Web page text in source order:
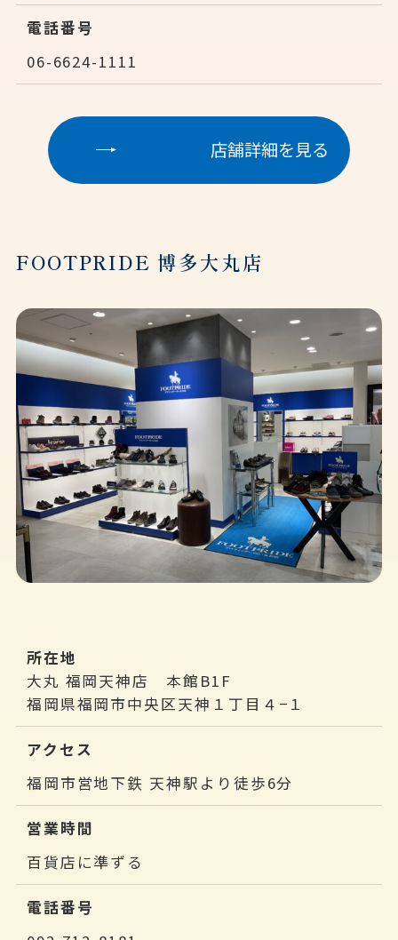
電話番号
06-6624-1111
店舗詳細を見る
FOOTPRIDE 博多大丸店
所在地
大丸 福岡天神店 本館B1F
福岡県福岡市中央区天神１丁目４−１
アクセス
福岡市営地下鉄 天神駅より徒歩6分
営業時間
百貨店に準ずる
電話番号